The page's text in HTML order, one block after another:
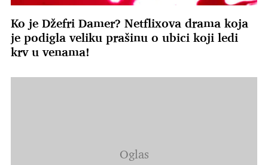
Ko je Džefri Damer? Netflixova drama koja
je podigla veliku prašinu o ubici koji ledi
krv u venama!